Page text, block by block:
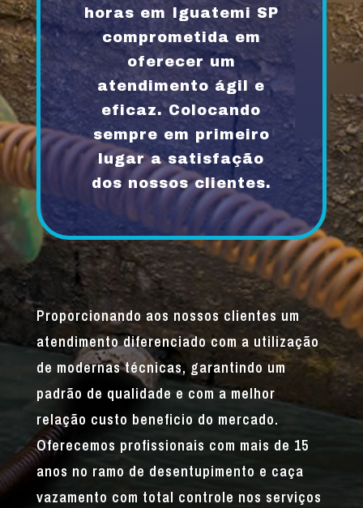
horas em Iguatemi SP
comprometida em
oferecer um
atendimento ágil e
eficaz. Colocando
sempre em primeiro
lugar a satisfação
dos nossos clientes.
Proporcionando aos nossos clientes um
atendimento diferenciado com a utilização
de modernas técnicas, garantindo um
padrão de qualidade e com a melhor
relação custo beneficio do mercado.
Oferecemos profissionais com mais de 15
anos no ramo de desentupimento e caça
vazamento com total controle nos serviços